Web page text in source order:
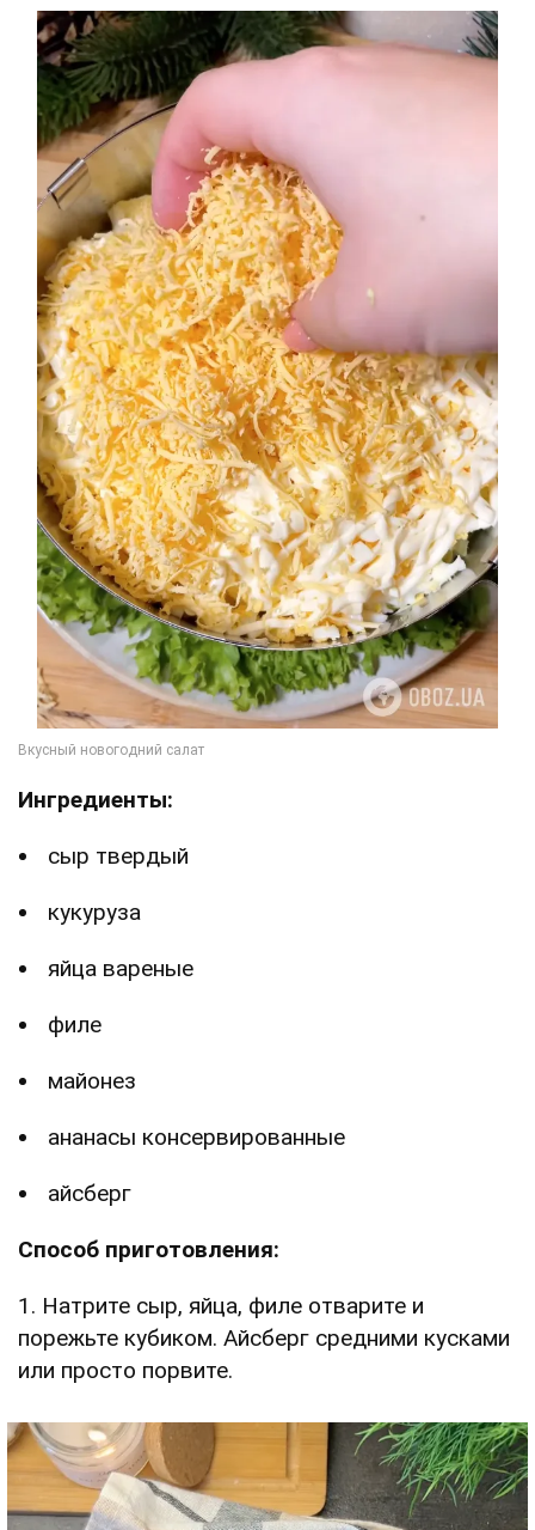
Ингредиенты:
сыр твердый
кукуруза
яйца вареные
филе
майонез
ананасы консервированные
айсберг
Способ приготовления:
1. Натрите сыр, яйца, филе отварите и
порежьте кубиком. Айсберг средними кусками
или просто порвите.